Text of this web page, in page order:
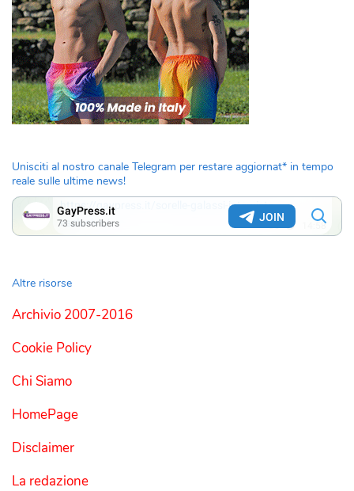
Unisciti al nostro canale Telegram per restare aggiornat* in tempo
reale sulle ultime news!
Altre risorse
Archivio 2007-2016
Cookie Policy
Chi Siamo
HomePage
Disclaimer
La redazione